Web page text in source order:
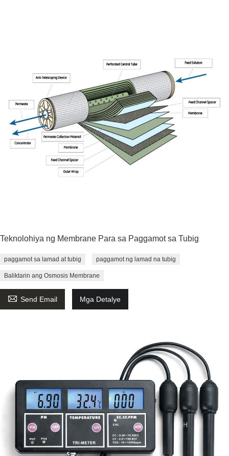
Teknolohiya ng Membrane Para sa Paggamot sa Tubig
paggamot sa lamad at tubig paggamot ng lamad na tubig
Baliktarin ang Osmosis Membrane
 Send Email Mga Detalye